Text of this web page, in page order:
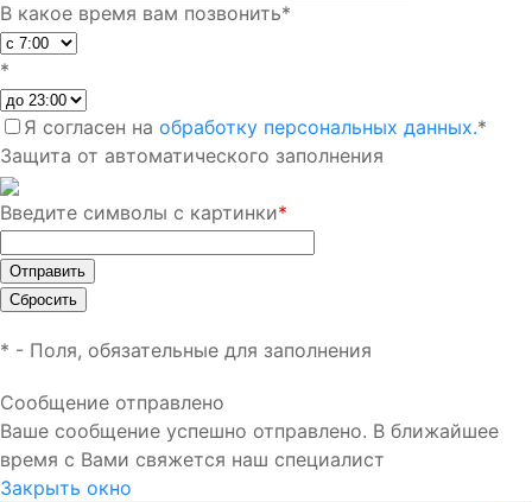
В какое время вам позвонить*
*
Я согласен на обработку персональных данных.*
Защита от автоматического заполнения
Введите символы с картинки*
* - Поля, обязательные для заполнения
Сообщение отправлено
Ваше сообщение успешно отправлено. В ближайшее
время с Вами свяжется наш специалист
Закрыть окно